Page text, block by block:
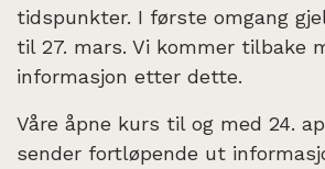
tidspunkter. I første omgang
til 27. mars. Vi kommer tilbake
informasjon etter dette.
Våre åpne kurs til og med 24.
sender fortløpende ut